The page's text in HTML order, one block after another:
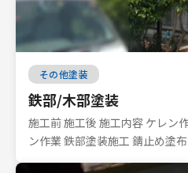
その他塗装
鉄部/木部塗装
施工前 施工後 施工内容 ケレン
ン作業 鉄部塗装施工 錆止め塗布